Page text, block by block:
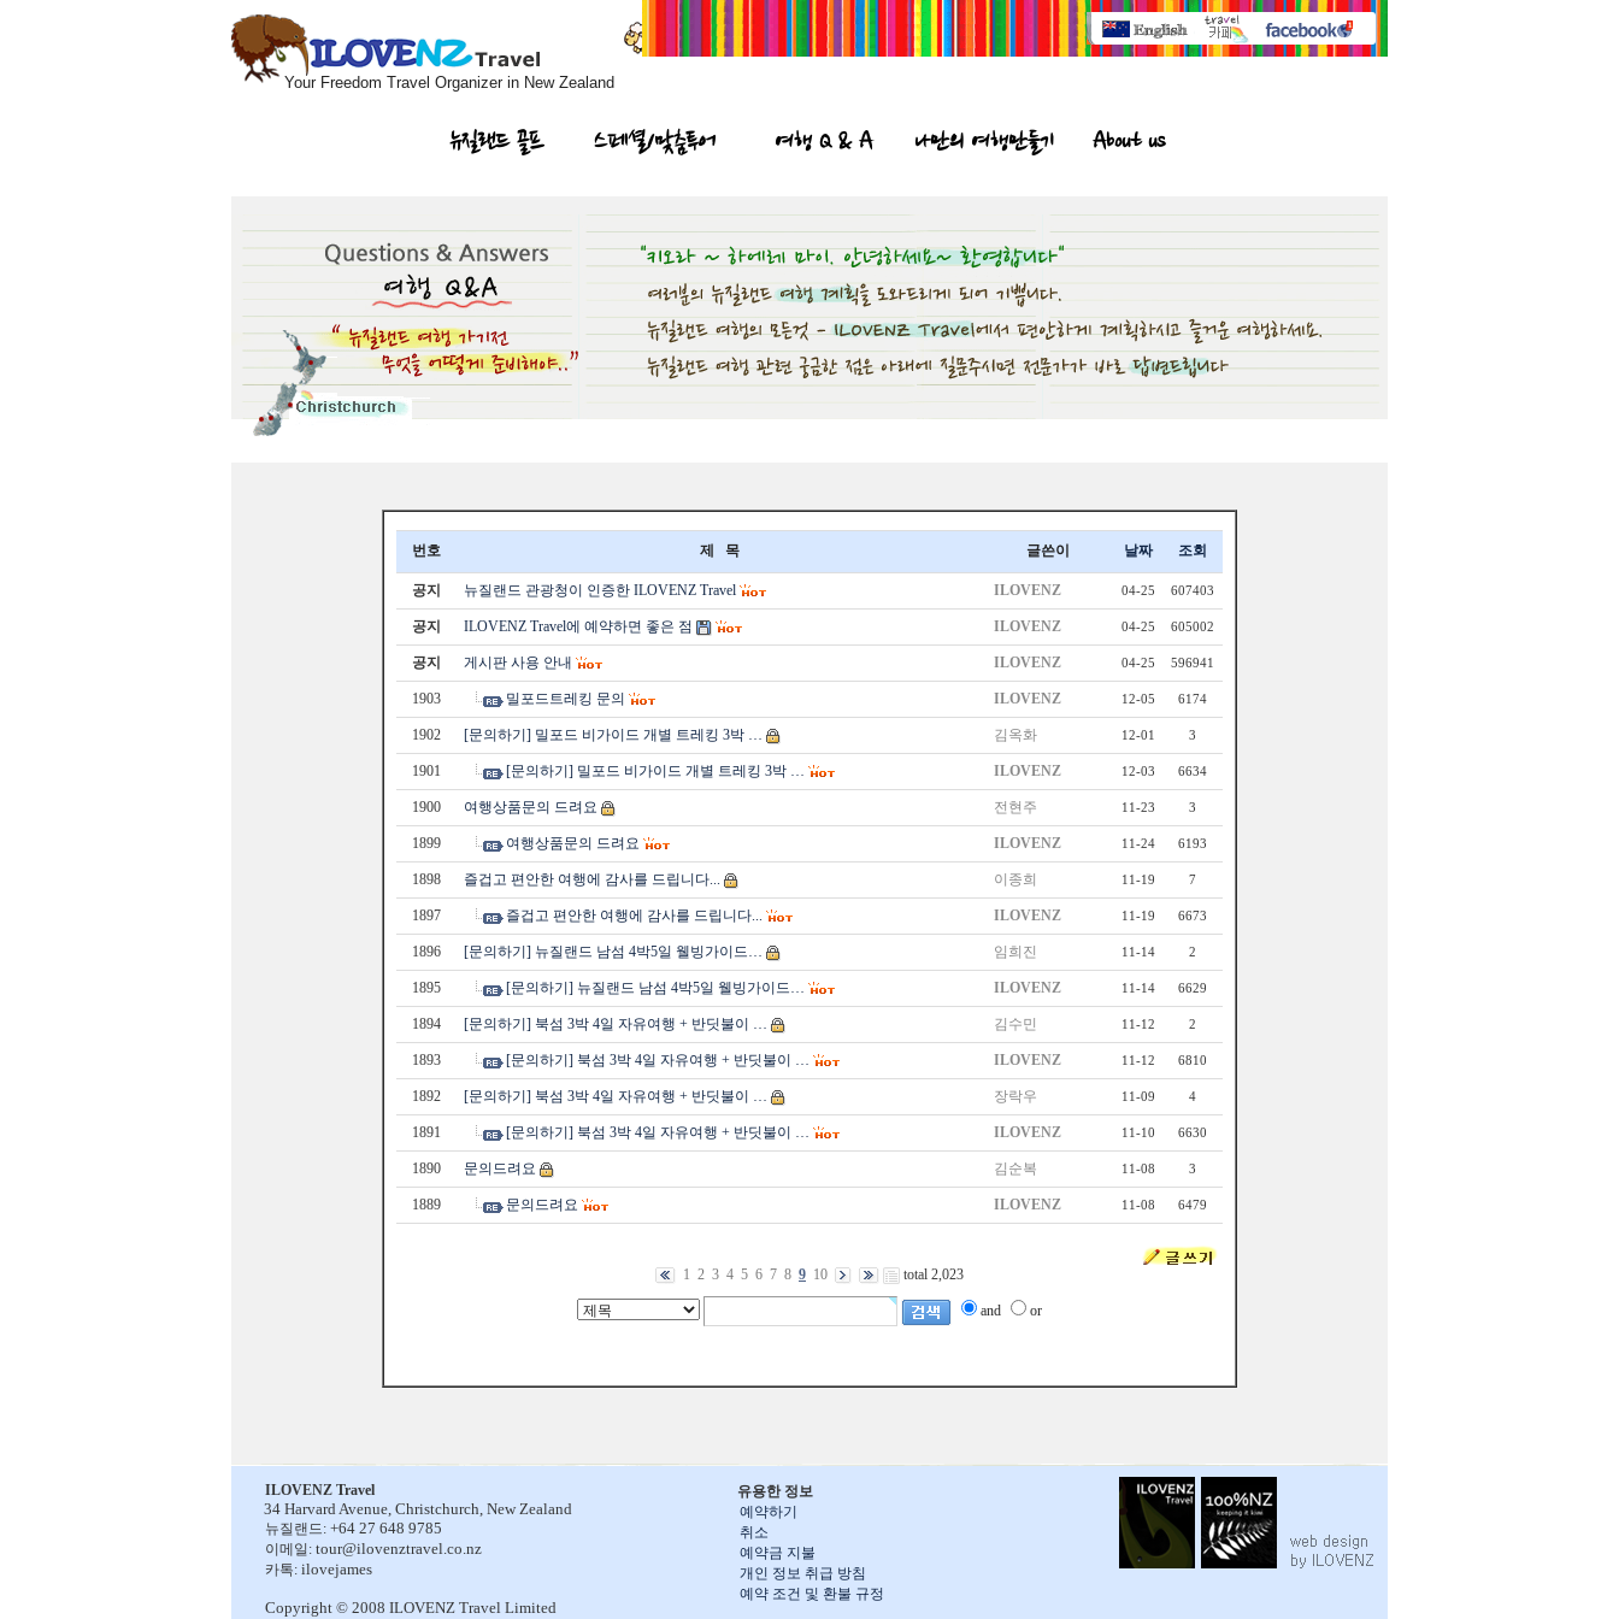
Your Freedom Travel Organizer in New Zealand
뉴질랜드 골프 스페셜/맞춤투어 여행 Q & A 나만의 여행만들기 About us
번호 제 목 글쓴이 날짜 조회
공지 뉴질랜드 관광청이 인증한 ILOVENZ Travel ILOVENZ 04-25 607403
공지 ILOVENZ Travel에 예약하면 좋은 점 ILOVENZ 04-25 605002
공지 게시판 사용 안내 ILOVENZ 04-25 596941
1903 밀포드트레킹 문의 ILOVENZ 12-05 6174
1902 [문의하기] 밀포드 비가이드 개별 트레킹 3박 … 김옥화 12-01 3
1901 [문의하기] 밀포드 비가이드 개별 트레킹 3박 … ILOVENZ 12-03 6634
1900 여행상품문의 드려요 전현주 11-23 3
1899 여행상품문의 드려요 ILOVENZ 11-24 6193
1898 즐겁고 편안한 여행에 감사를 드립니다... 이종희 11-19 7
1897 즐겁고 편안한 여행에 감사를 드립니다... ILOVENZ 11-19 6673
1896 [문의하기] 뉴질랜드 남섬 4박5일 웰빙가이드… 임희진 11-14 2
1895 [문의하기] 뉴질랜드 남섬 4박5일 웰빙가이드… ILOVENZ 11-14 6629
1894 [문의하기] 북섬 3박 4일 자유여행 + 반딧불이 … 김수민 11-12 2
1893 [문의하기] 북섬 3박 4일 자유여행 + 반딧불이 … ILOVENZ 11-12 6810
1892 [문의하기] 북섬 3박 4일 자유여행 + 반딧불이 … 장락우 11-09 4
1891 [문의하기] 북섬 3박 4일 자유여행 + 반딧불이 … ILOVENZ 11-10 6630
1890 문의드려요 김순복 11-08 3
1889 문의드려요 ILOVENZ 11-08 6479
1 2 3 4 5 6 7 8 9 10 total 2,023
and or
유용한 정보
예약하기
취소
예약금 지불
개인 정보 취급 방침
예약 조건 및 환불 규정
ILOVENZ Travel
34 Harvard Avenue, Christchurch, New Zealand
뉴질랜드: +64 27 648 9785
이메일: tour@ilovenztravel.co.nz
카톡: ilovejames
Copyright © 2008 ILOVENZ Travel Limited